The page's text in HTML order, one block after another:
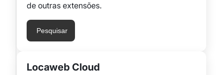
de outras extensões.
Pesquisar
Locaweb Cloud